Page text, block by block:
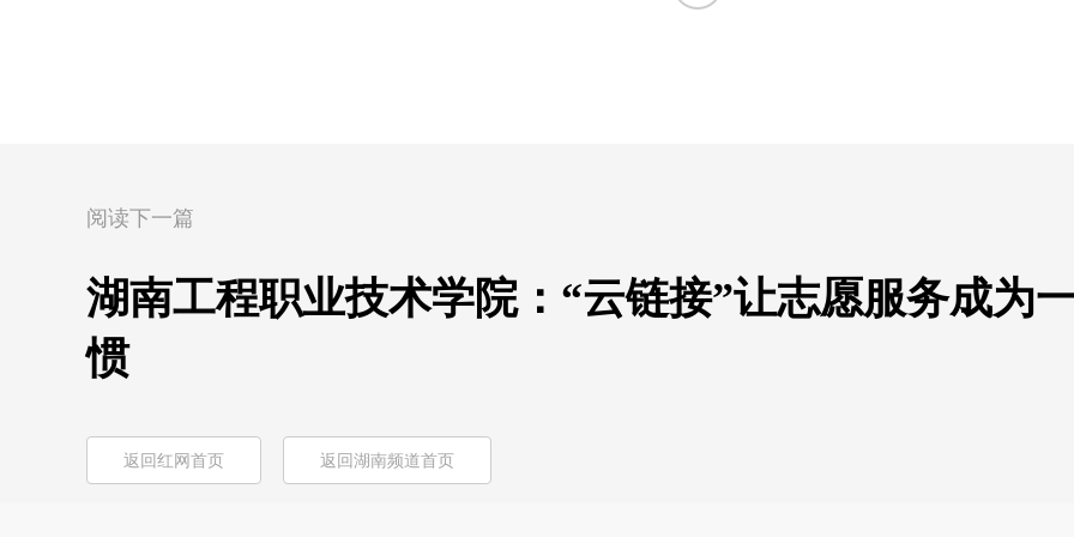
阅读下一篇
湖南工程职业技术学院：“云链接”让志愿服务成为
惯
返回红网首页 返回湖南频道首页